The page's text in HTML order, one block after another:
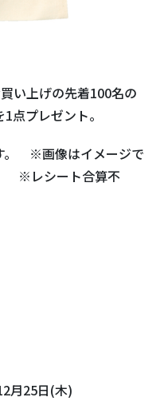
い上げの先着100名の
1点プレゼント。
。 ※画像はイメージで
※レシート合算不
月25日(木)